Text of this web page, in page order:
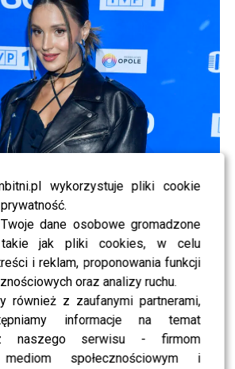
wykorzystuje pliki cookie
dane osobowe gromadzone
jak pliki cookies, w celu
i reklam, proponowania funkcji
oraz analizy ruchu.
również z zaufanymi partnerami,
informacje na temat
naszego serwisu - firmom
mediom społecznościowym i